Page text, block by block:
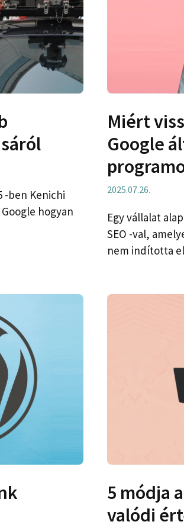
-ben Kenichi
hogyan
Miért
Google
2025.07.26.
Egy vállalat
SEO -val,
nem indította
5 módja
valódi